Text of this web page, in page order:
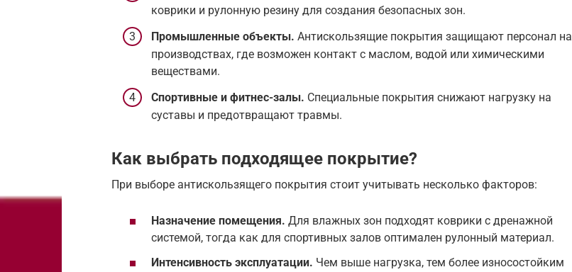
коврики и рулонную резину для создания безопасных зон.
Промышленные объекты. Антискользящие покрытия защищают персонал на
производствах, где возможен контакт с маслом, водой или химическими
веществами.
Спортивные и фитнес-залы. Специальные покрытия снижают нагрузку на
суставы и предотвращают травмы.
Как выбрать подходящее покрытие?
При выборе антискользящего покрытия стоит учитывать несколько факторов:
Назначение помещения. Для влажных зон подходят коврики с дренажной
системой, тогда как для спортивных залов оптимален рулонный материал.
Интенсивность эксплуатации. Чем выше нагрузка, тем более износостойким